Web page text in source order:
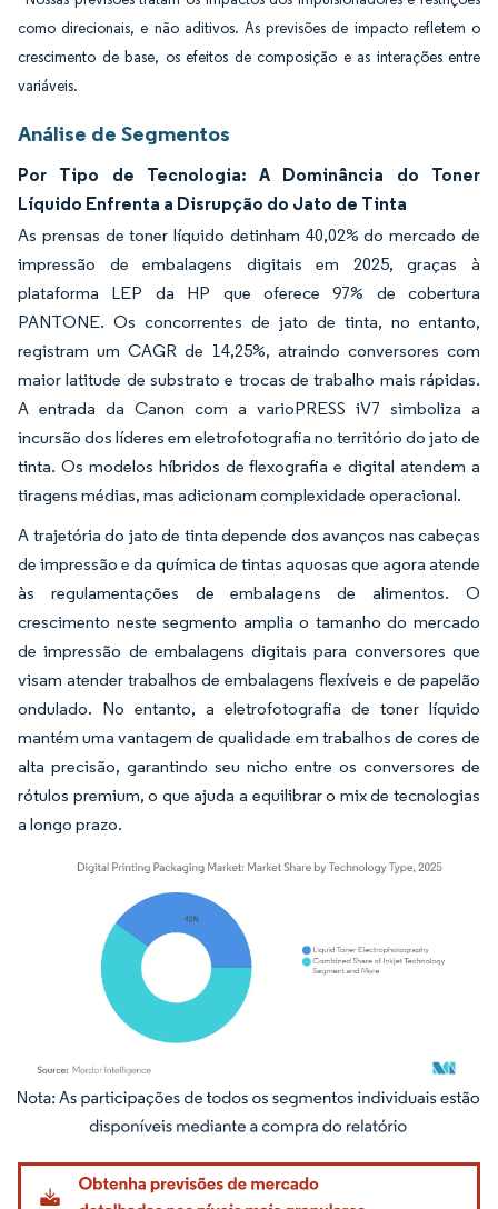
como direcionais, e não aditivos. As previsões de impacto refletem o
crescimento de base, os efeitos de composição e as interações entre
variáveis.
Análise de Segmentos
Por Tipo de Tecnologia: A Dominância do Toner
Líquido Enfrenta a Disrupção do Jato de Tinta
As prensas de toner líquido detinham 40,02% do mercado de
impressão de embalagens digitais em 2025, graças à
plataforma LEP da HP que oferece 97% de cobertura
PANTONE. Os concorrentes de jato de tinta, no entanto,
registram um CAGR de 14,25%, atraindo conversores com
maior latitude de substrato e trocas de trabalho mais rápidas.
A entrada da Canon com a varioPRESS iV7 simboliza a
incursão dos líderes em eletrofotografia no território do jato de
tinta. Os modelos híbridos de flexografia e digital atendem a
tiragens médias, mas adicionam complexidade operacional.
A trajetória do jato de tinta depende dos avanços nas cabeças
de impressão e da química de tintas aquosas que agora atende
às regulamentações de embalagens de alimentos. O
crescimento neste segmento amplia o tamanho do mercado
de impressão de embalagens digitais para conversores que
visam atender trabalhos de embalagens flexíveis e de papelão
ondulado. No entanto, a eletrofotografia de toner líquido
mantém uma vantagem de qualidade em trabalhos de cores de
alta precisão, garantindo seu nicho entre os conversores de
rótulos premium, o que ajuda a equilibrar o mix de tecnologias
a longo prazo.
Imagem © Mordor Intelligence. O reuso requer atribuição conforme CC BY 4.0.